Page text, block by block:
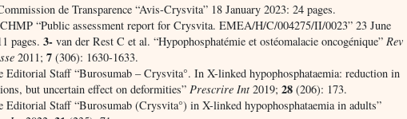
de Transparence “Avis-Crysvita” 18 January 2023: 24 pages.
“Public assessment report for Crysvita. EMEA/H/C/004275/II/0023” 23 June
pages. 3- van der Rest C et al. “Hypophosphatémie et ostéomalacie oncogénique” Rev
2011;7 (306): 1630-1633.
Editorial Staff “Burosumab – Crysvita°. In X-linked hypophosphataemia: reduction in
but uncertain effect on deformities” Prescrire Int2019;28(206): 173.
Editorial Staff “Burosumab (Crysvita°) in X-linked hypophosphataemia in adults”